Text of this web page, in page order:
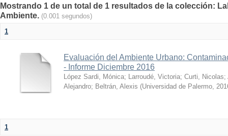
Mostrando 1 de un total de 1 resultados de la colección:
Ambiente. (0.001 segundos)
1
Evaluación del Ambiente Urbano:
- Informe Diciembre 2016
López Sardi, Mónica; Larroudé, Victoria; Curti, Nicolas;
Alejandro; Beltrán, Alexis (Universidad de Palermo,
1